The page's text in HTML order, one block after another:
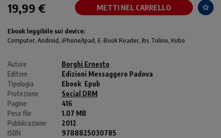
19,99 € METTI NEL CARRELLO
Ebook leggibile sui device:
Computer, Android, iPhone/Ipad, E-Book Reader, Ibs Tolino, Kobo
Autore
Borghi Ernesto
Editore
Edizioni Messaggero Padova
Tipologia
Ebook Epub
Protezione
Social DRM
Pagine
416
Peso file
1.07 MB
Pubblicazione
2012
ISBN
9788825030785